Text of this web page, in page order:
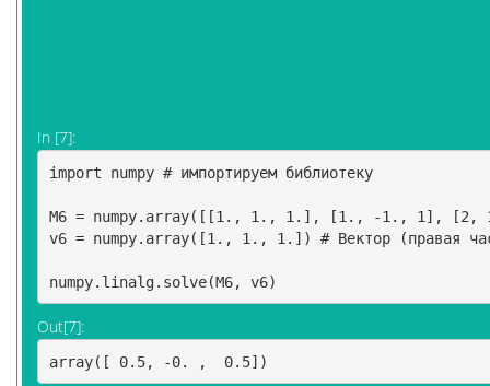
In [7]:
import numpy # импортируем библиотеку
M6 = numpy. array([[1. , 1. , 1. ], [1. , -1. , 1 ], [2 ,
v6 = numpy. array([1. , 1. , 1. ]) # Вектор (правая
numpy. linalg. solve(M6, v6)
Out[7]:
array([ 0.5, -0. ,  0.5])